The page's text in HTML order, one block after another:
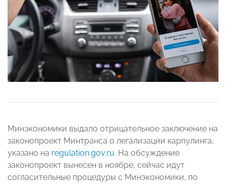
Минэкономики выдало отрицательное заключение на
законопроект Минтранса о легализации карпулинга,
указано на regulation.gov.ru. На обсуждение
законопроект вынесен в ноябре, сейчас идут
согласительные процедуры с Минэкономики, по